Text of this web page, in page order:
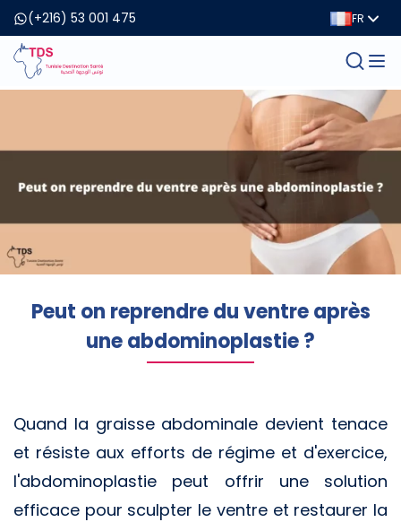
(+216) 53 001 475 FR
Peut on reprendre du ventre après
une abdominoplastie ?
Quand la graisse abdominale devient tenace
et résiste aux efforts de régime et d'exercice,
l'abdominoplastie peut offrir une solution
efficace pour sculpter le ventre et restaurer la